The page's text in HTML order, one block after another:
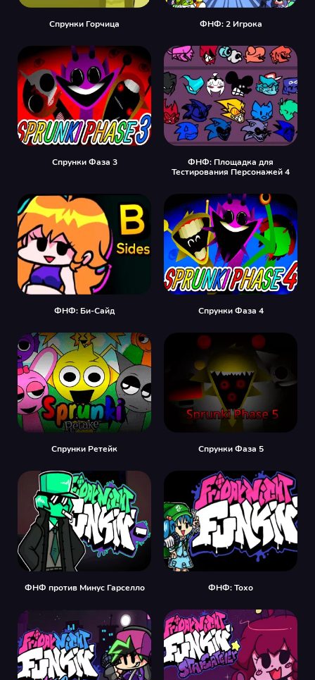
Спрунки Горчица ФНФ: 2 Игрока
Спрунки Фаза 3
ФНФ: Площадка для
Тестирования Персонажей 4
ФНФ: Би-Сайд Спрунки Фаза 4
Спрунки Ретейк Спрунки Фаза 5
ФНФ против Минус Гарселло ФНФ: Тохо